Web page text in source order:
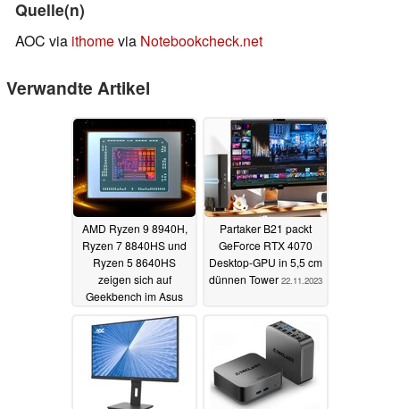
Quelle(n)
AOC via ithomevia Notebookcheck.net
Verwandte Artikel
AMD Ryzen 9 8940H,
Ryzen 7 8840HS und
Ryzen 5 8640HS
zeigen sich auf
Geekbench im Asus
TUF Gaming A15
28.11.2023
Partaker B21 packt
GeForce RTX 4070
Desktop-GPU in 5,5 cm
dünnen Tower 22.11.2023